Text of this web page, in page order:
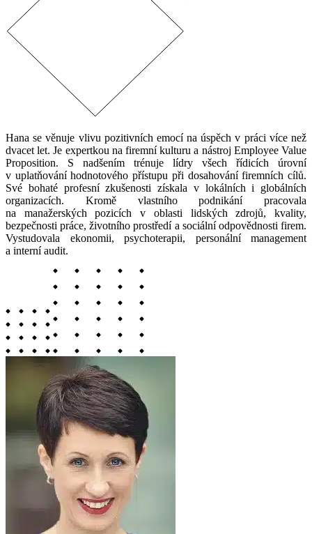
Hana se věnuje vlivu pozitivních emocí na úspěch v práci více než
dvacet let. Je expertkou na firemní kulturu a nástroj Employee Value
Proposition. S nadšením trénuje lídry všech řídicích úrovní
v uplatňování hodnotového přístupu při dosahování firemních cílů.
Své bohaté profesní zkušenosti získala v lokálních i globálních
organizacích. Kromě vlastního podnikání pracovala
na manažerských pozicích v oblasti lidských zdrojů, kvality,
bezpečnosti práce, životního prostředí a sociální odpovědnosti firem.
Vystudovala ekonomii, psychoterapii, personální management
a interní audit.